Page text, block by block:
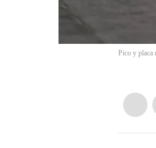
Pico y placa